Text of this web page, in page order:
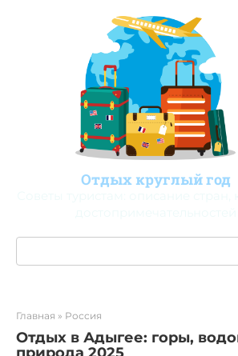
Отдых круглый год
Поиск:
Главная » Россия
Отдых в Адыгее: горы,